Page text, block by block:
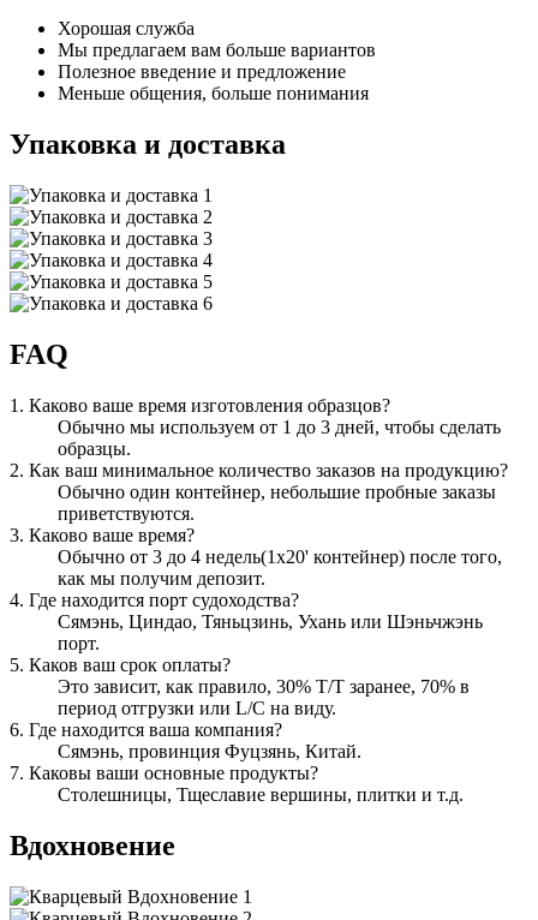
Хорошая служба
Мы предлагаем вам больше вариантов
Полезное введение и предложение
Меньше общения, больше понимания
Упаковка и доставка
FAQ
1. Каково ваше время изготовления образцов?
Обычно мы используем от 1 до 3 дней, чтобы сделать
образцы.
2. Как ваш минимальное количество заказов на продукцию?
Обычно один контейнер, небольшие пробные заказы
приветствуются.
3. Каково ваше время?
Обычно от 3 до 4 недель(1x20' контейнер) после того,
как мы получим депозит.
4. Где находится порт судоходства?
Сямэнь, Циндао, Тяньцзинь, Ухань или Шэньчжэнь
порт.
5. Каков ваш срок оплаты?
Это зависит, как правило, 30% T/T заранее, 70% в
период отгрузки или L/C на виду.
6. Где находится ваша компания?
Сямэнь, провинция Фуцзянь, Китай.
7. Каковы ваши основные продукты?
Столешницы, Тщеславие вершины, плитки и т.д.
Вдохновение